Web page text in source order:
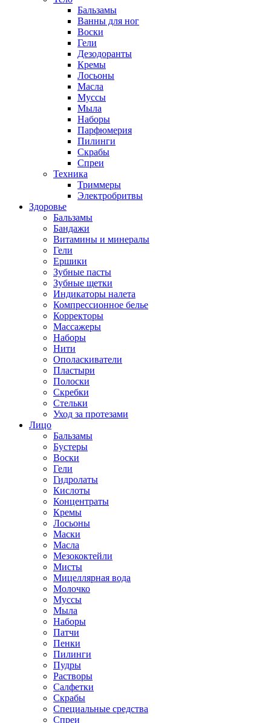
Бальзамы
Ванны для ног
Воски
Гели
Дезодоранты
Кремы
Лосьоны
Масла
Муссы
Мыла
Наборы
Парфюмерия
Пилинги
Скрабы
Спреи
Техника
Триммеры
Электробритвы
Здоровье
Бальзамы
Бандажи
Витамины и минералы
Гели
Ершики
Зубные пасты
Зубные щетки
Индикаторы налета
Компрессионное белье
Корректоры
Массажеры
Наборы
Нити
Ополаскиватели
Пластыри
Полоски
Скребки
Стельки
Уход за протезами
Лицо
Бальзамы
Бустеры
Воски
Гели
Гидролаты
Кислоты
Концентраты
Кремы
Лосьоны
Маски
Масла
Мезококтейли
Мисты
Мицеллярная вода
Молочко
Муссы
Мыла
Наборы
Патчи
Пенки
Пилинги
Пудры
Растворы
Салфетки
Скрабы
Специальные средства
Спреи